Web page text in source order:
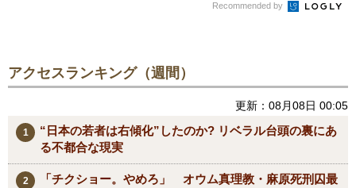
Recommended by
アクセスランキング（週間）
更新：08月08日 00:05
“日本の若者は右傾化”したのか? リベラル台頭の裏にあ
る不都合な現実
「チクショー。やめろ」 オウム真理教・麻原死刑囚最